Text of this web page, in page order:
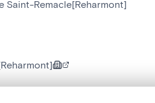
Saint-Remacle[Reharmont]